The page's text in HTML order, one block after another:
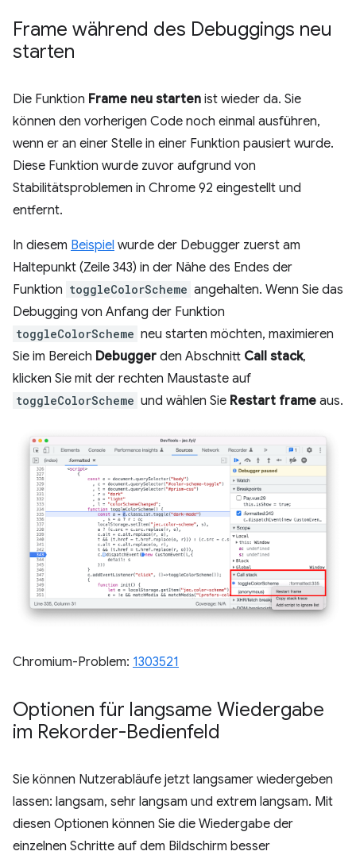
Frame während des Debuggings neu
starten
Die Funktion Frame neu starten ist wieder da. Sie
können den vorherigen Code noch einmal ausführen,
wenn er an einer Stelle in einer Funktion pausiert wurde.
Diese Funktion wurde zuvor aufgrund von
Stabilitätsproblemen in Chrome 92 eingestellt und
entfernt.
In diesem Beispiel wurde der Debugger zuerst am
Haltepunkt (Zeile 343) in der Nähe des Endes der
Funktion toggleColorScheme angehalten. Wenn Sie das
Debugging von Anfang der Funktion
toggleColorScheme neu starten möchten, maximieren
Sie im Bereich Debugger den Abschnitt Call stack,
klicken Sie mit der rechten Maustaste auf
toggleColorScheme und wählen Sie Restart frame aus.
Chromium-Problem: 1303521
Optionen für langsame Wiedergabe
im Rekorder-Bedienfeld
Sie können Nutzerabläufe jetzt langsamer wiedergeben
lassen: langsam, sehr langsam und extrem langsam. Mit
diesen Optionen können Sie die Wiedergabe der
einzelnen Schritte auf dem Bildschirm besser